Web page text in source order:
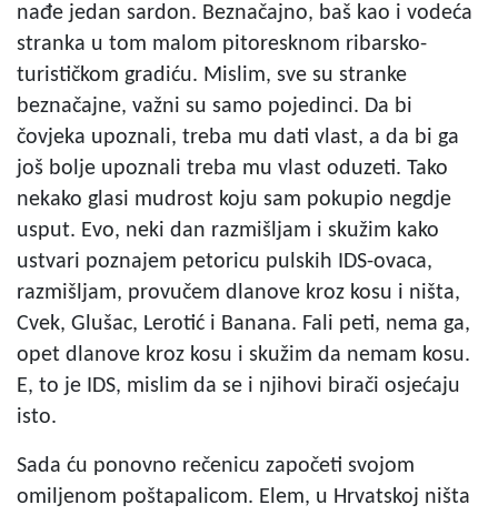
nađe jedan sardon. Beznačajno, baš kao i vodeća
stranka u tom malom pitoresknom ribarsko-
turističkom gradiću. Mislim, sve su stranke
beznačajne, važni su samo pojedinci. Da bi
čovjeka upoznali, treba mu dati vlast, a da bi ga
još bolje upoznali treba mu vlast oduzeti. Tako
nekako glasi mudrost koju sam pokupio negdje
usput. Evo, neki dan razmišljam i skužim kako
ustvari poznajem petoricu pulskih IDS-ovaca,
razmišljam, provučem dlanove kroz kosu i ništa,
Cvek, Glušac, Lerotić i Banana. Fali peti, nema ga,
opet dlanove kroz kosu i skužim da nemam kosu.
E, to je IDS, mislim da se i njihovi birači osjećaju
isto.
Sada ću ponovno rečenicu započeti svojom
omiljenom poštapalicom. Elem, u Hrvatskoj ništa